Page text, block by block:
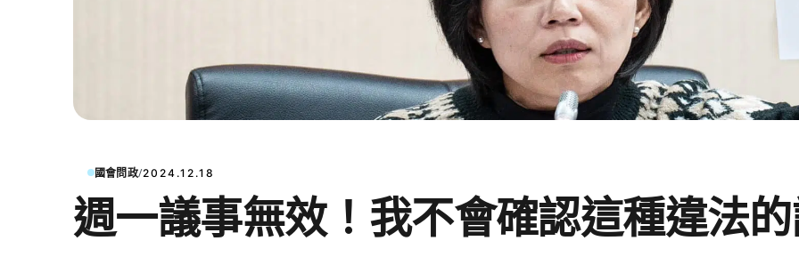
國會問政/2024.12.18
週一議事無效！我不會確認這種違法